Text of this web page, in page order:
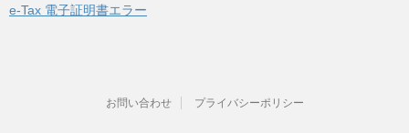
e-Tax 電子証明書エラー
お問い合わせ プライバシーポリシー